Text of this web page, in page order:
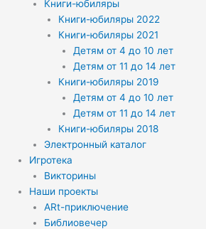
Книги-юбиляры
Книги-юбиляры 2022
Книги-юбиляры 2021
Детям от 4 до 10 лет
Детям от 11 до 14 лет
Книги-юбиляры 2019
Детям от 4 до 10 лет
Детям от 11 до 14 лет
Книги-юбиляры 2018
Электронный каталог
Игротека
Викторины
Наши проекты
ARt-приключение
Библиовечер